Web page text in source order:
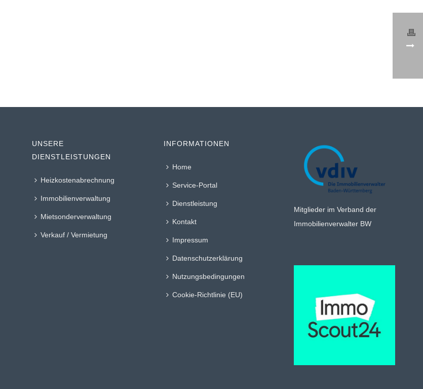
UNSERE
DIENSTLEISTUNGEN
Heizkostenabrechnung
Immobilienverwaltung
Mietsonderverwaltung
Verkauf / Vermietung
INFORMATIONEN
Home
Service-Portal
Dienstleistung
Kontakt
Impressum
Datenschutzerklärung
Nutzungsbedingungen
Cookie-Richtlinie (EU)
Mitglieder im Verband der
Immobilienverwalter BW